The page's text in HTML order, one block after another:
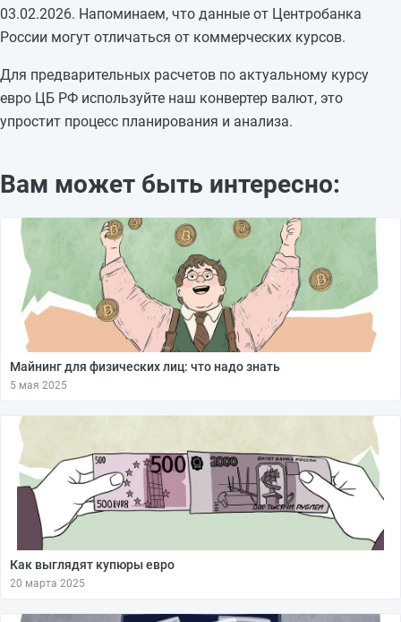
23.01.2026
88,7899
-1,9313
22.01.2026
90,7212
-0,4743
20.01.2026
03.02.2026. Напоминаем, что данные от Центробанка
России могут отличаться от коммерческих курсов.
Для предварительных расчетов по актуальному курсу
евро ЦБ РФ используйте наш конвертер валют, это
упростит процесс планирования и анализа.
Вам может быть интересно:
Майнинг для физических лиц: что надо знать
5 мая 2025
Как выглядят купюры евро
20 марта 2025